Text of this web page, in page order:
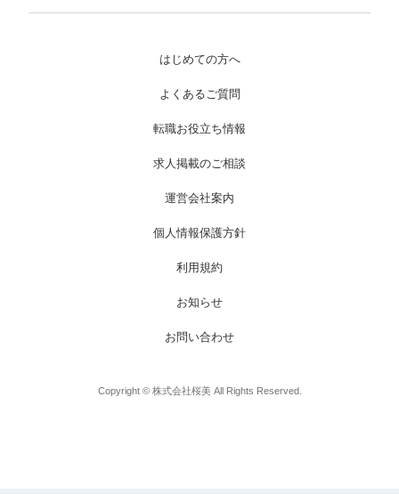
はじめての方へ
よくあるご質問
転職お役立ち情報
求人掲載のご相談
運営会社案内
個人情報保護方針
利用規約
お知らせ
お問い合わせ
Copyright © 株式会社桜美 All Rights Reserved.